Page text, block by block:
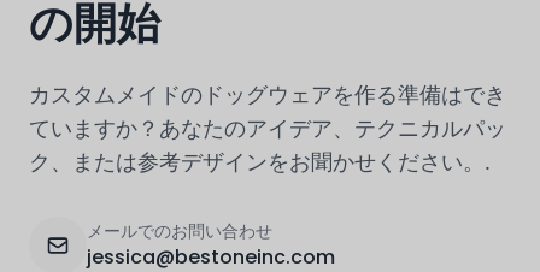
の開始
カスタムメイドのドッグウェアを作る準備はでき
ていますか？あなたのアイデア、テクニカルパッ
ク、または参考デザインをお聞かせください。.
メールでのお問い合わせ
jessica@bestoneinc.com